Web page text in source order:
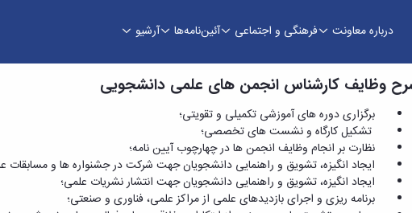
درباره معاونت فرهنگی و اجتماعی آئین‌نامه‌ها آرشیو
فرهنگی
وظایف کارشناس انجمن های علمی دانشجویی
برگزاری دوره های آموزشی تکمیلی و تقویتی؛
تشکیل کارگاه و نشست های تخصصی؛
نظارت بر انجام وظایف انجمن ها در چهارچوب آیین نامه؛
ایجاد انگیزه، تشویق و راهنمایی دانشجویان جهت شرکت در جشنواره ها و مسابقات
ایجاد انگیزه، تشویق و راهنمایی دانشجویان جهت انتشار نشریات علمی؛
برنامه ریزی و اجرای بازدیدهای علمی از مراکز علمی، فناوری و صنعتی؛